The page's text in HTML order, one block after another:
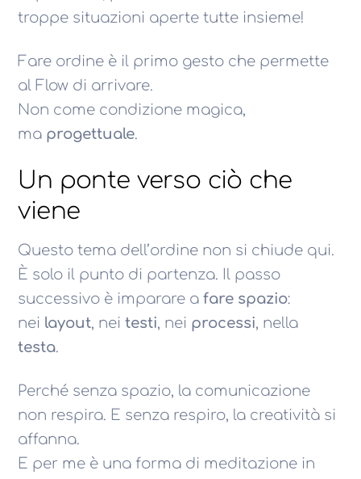
troppe situazioni aperte tutte insieme!
Fare ordine è il primo gesto che permette
al Flow di arrivare.
Non come condizione magica,
ma progettuale.
Un ponte verso ciò che
viene
Questo tema dell’ordine non si chiude qui.
È solo il punto di partenza. Il passo
successivo è imparare afare spazio:
nei layout, neitesti, nei processi, nella
testa.
Perché senza spazio, la comunicazione
non respira. E senza respiro, la creatività si
affanna.
E per me è una forma di meditazione in